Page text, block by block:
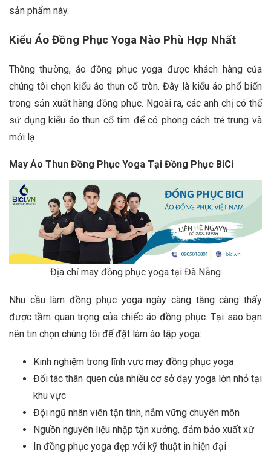
sản phẩm này.
Kiểu Áo Đồng Phục Yoga Nào Phù Hợp Nhất
Thông thường, áo đồng phục yoga được khách hàng của
chúng tôi chọn kiểu áo thun cổ tròn. Đây là kiểu áo phổ biến
trong sản xuất hàng đồng phục. Ngoài ra, các anh chị có thể
sử dụng kiểu áo thun cổ tim để có phong cách trẻ trung và
mới lạ.
May Áo Thun Đồng Phục Yoga Tại Đồng Phục BiCi
Địa chỉ may đồng phục yoga tại Đà Nẵng
Nhu cầu làm đồng phục yoga ngày càng tăng càng thấy
được tầm quan trọng của chiếc áo đồng phục. Tại sao bạn
nên tin chọn chúng tôi để đặt làm áo tập yoga:
Kinh nghiệm trong lĩnh vực may đồng phục yoga
Đối tác thân quen của nhiều cơ sở dạy yoga lớn nhỏ tại
khu vực
Đội ngũ nhân viên tận tình, nắm vững chuyên môn
Nguồn nguyên liệu nhập tận xưởng, đảm bảo xuất xứ
In đồng phục yoga đẹp với kỹ thuật in hiện đại